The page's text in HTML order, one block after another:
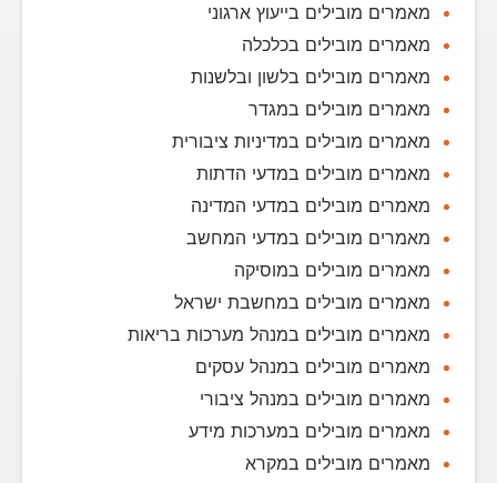
מאמרים מובילים בייעוץ ארגוני
מאמרים מובילים בכלכלה
מאמרים מובילים בלשון ובלשנות
מאמרים מובילים במגדר
מאמרים מובילים במדיניות ציבורית
מאמרים מובילים במדעי הדתות
מאמרים מובילים במדעי המדינה
מאמרים מובילים במדעי המחשב
מאמרים מובילים במוסיקה
מאמרים מובילים במחשבת ישראל
מאמרים מובילים במנהל מערכות בריאות
מאמרים מובילים במנהל עסקים
מאמרים מובילים במנהל ציבורי
מאמרים מובילים במערכות מידע
מאמרים מובילים במקרא